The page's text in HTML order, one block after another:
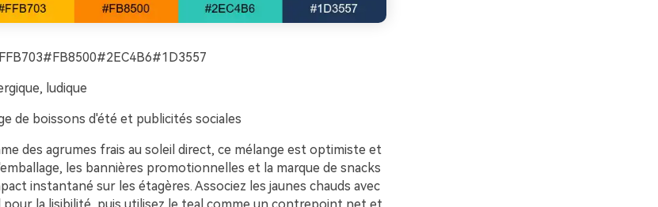
ludique
de boissons d'été et publicités sociales
des agrumes frais au soleil direct, ce mélange est optimiste et
les bannières promotionnelles et la marque de snacks
instantané sur les étagères. Associez les jaunes chauds avec
pour la lisibilité, puis utilisez le teal comme un contrepoint net et